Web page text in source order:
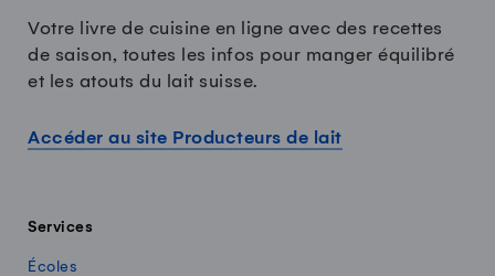
Votre livre de cuisine en ligne avec des recettes
de saison, toutes les infos pour manger équilibré
et les atouts du lait suisse.
Accéder au site Producteurs de lait
Services
Écoles